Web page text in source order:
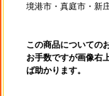
境港市・真庭市・新
この商品についての
お手数ですが画像右
ば助かります。